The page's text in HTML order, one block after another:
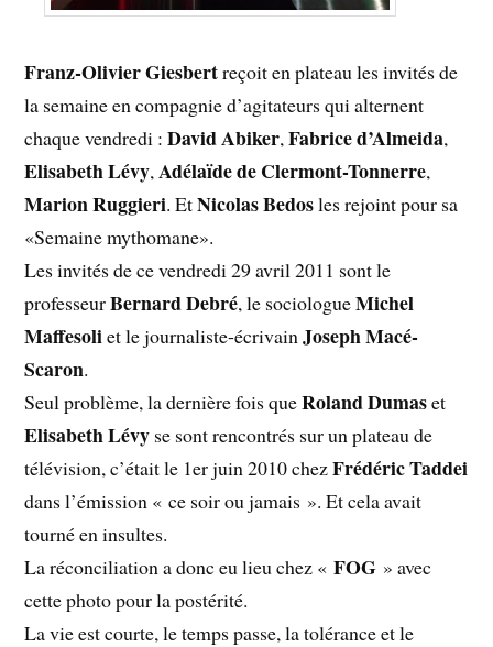
Franz-Olivier Giesbertreçoit en plateau les invités de
la semaine en compagnie d’agitateurs qui alternent
chaque vendredi :David Abiker,Fabrice d’Almeida,
Elisabeth Lévy,Adélaïde de Clermont-Tonnerre,
Marion Ruggieri. EtNicolas Bedosles rejoint pour sa
«Semaine mythomane».
Les invités de ce vendredi 29 avril 2011 sont le
professeurBernard Debré, le sociologueMichel
Maffesoliet le journaliste-écrivainJoseph Macé-
Scaron.
Seul problème, la dernière fois queRoland Dumaset
Elisabeth Lévy se sont rencontrés sur un plateau de
télévision, c’était le 1er juin 2010 chezFrédéric Taddei
dans l’émission « ce soir ou jamais ». Et cela avait
tourné en insultes.
La réconciliation a donc eu lieu chez «FOG » avec
cette photo pour la postérité.
La vie est courte, le temps passe, la tolérance et le